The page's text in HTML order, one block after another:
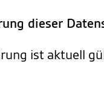
dieser
ist aktuell